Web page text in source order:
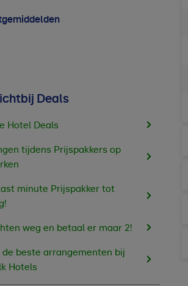
Deals
Hotel Deals
tijdens Prijspakkers op
minute Prijspakker tot
weg en betaal er maar 2!
de beste arrangementen bij
Hotels